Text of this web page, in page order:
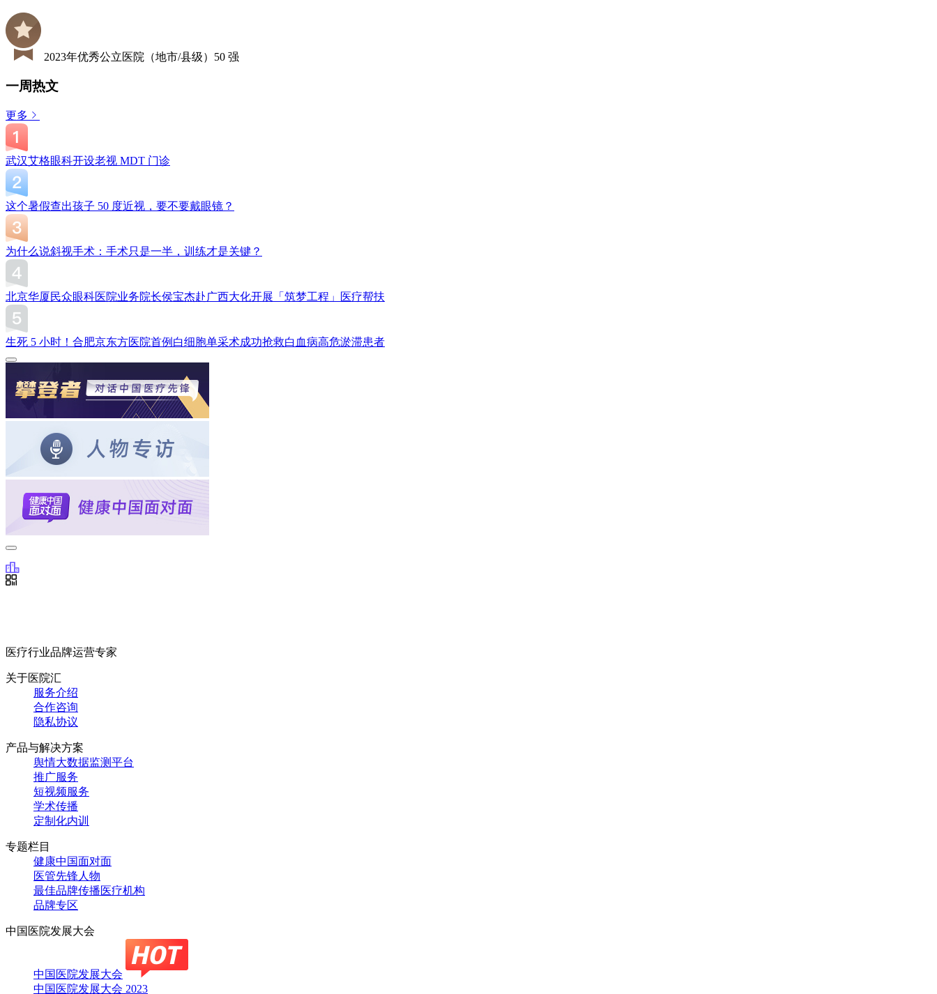
2023年优秀公立医院（地市/县级）50 强
一周热文
更多
武汉艾格眼科开设老视 MDT 门诊
这个暑假查出孩子 50 度近视，要不要戴眼镜？
为什么说斜视手术：手术只是一半，训练才是关键？
北京华厦民众眼科医院业务院长侯宝杰赴广西大化开展「筑梦工程」医疗帮扶
生死 5 小时！合肥京东方医院首例白细胞单采术成功抢救白血病高危淤滞患者
医疗行业品牌运营专家
关于医院汇
服务介绍
合作咨询
隐私协议
产品与解决方案
舆情大数据监测平台
推广服务
短视频服务
学术传播
定制化内训
专题栏目
健康中国面对面
医管先锋人物
最佳品牌传播医疗机构
品牌专区
中国医院发展大会
中国医院发展大会
中国医院发展大会 2023